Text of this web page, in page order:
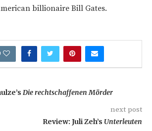
billionaire Bill Gates.
Die rechtschaffenen Mörder
next post
Review: Juli Zeh’s Unterleuten